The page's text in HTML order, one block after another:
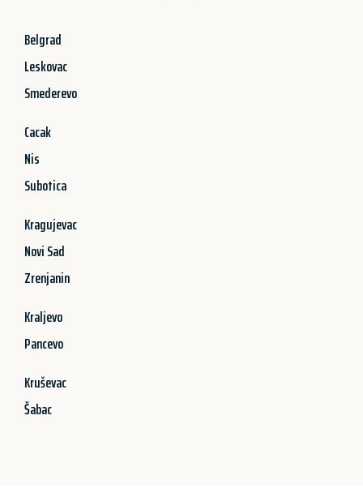
Belgrad
Leskovac
Smederevo
Cacak
Nis
Subotica
Kragujevac
Novi Sad
Zrenjanin
Kraljevo
Pancevo
Kruševac
Šabac